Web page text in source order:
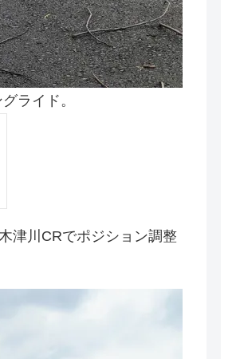
ライド。
津川CRでポジション調整